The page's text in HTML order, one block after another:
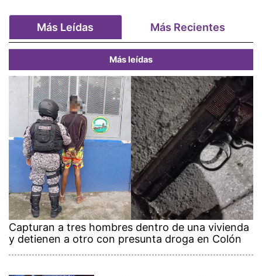
Más Leídas Más Recientes
Más leídas
Capturan a tres hombres dentro de una vivienda
y detienen a otro con presunta droga en Colón